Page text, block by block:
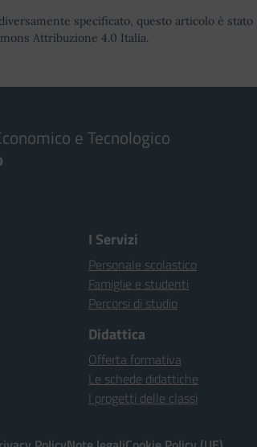
specificato, questo articolo è
Attribuzione 4.0 Italia.
e Tecnologico
I Servizi
Personale scolastico
Famiglie e studenti
Percorsi di studio
Didattica
Offerta formativa
Le schede didattiche
I progetti delle classi